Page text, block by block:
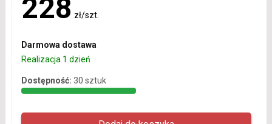
228 zł/szt.
Darmowa dostawa
Realizacja 1 dzień
Dostępność: 30 sztuk